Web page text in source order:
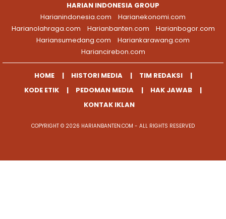
HARIAN INDONESIA GROUP
Harianindonesia.com
Harianekonomi.com
Harianolahraga.com
Harianbanten.com
Harianbogor.com
Hariansumedang.com
Hariankarawang.com
Hariancirebon.com
HOME HISTORI MEDIA
TIM REDAKSI
KODE ETIK
PEDOMAN MEDIA
HAK JAWAB
KONTAK IKLAN
COPYRIGHT © 2026 HARIANBANTEN.COM - ALL RIGHTS RESERVED